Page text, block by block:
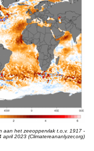
aan het zeeoppervlak t.o,v. 1917 -
2023 (Climatereananlyzer,org)